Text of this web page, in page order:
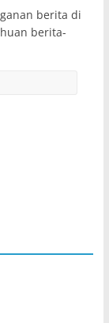
berita di
berita-